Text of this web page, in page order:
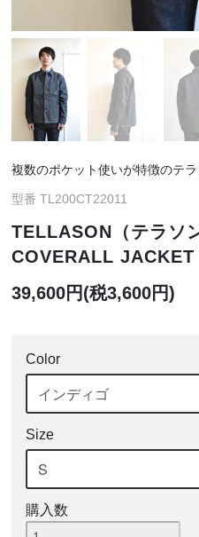
複数のポケット使いが特徴のテ
型番 TL200CT22011
TELLASON（テラソ
COVERALL JACKET
39,600円(税3,600円)
Color
Size
購入数